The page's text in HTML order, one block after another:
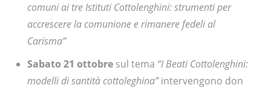
comuni ai tre Istituti Cottolenghini: strumenti per
accrescere la comunione e rimanere fedeli al
Carisma”
Sabato 21 ottobre sul tema “I Beati Cottolenghini:
modelli di santità cottoleghina”intervengono don